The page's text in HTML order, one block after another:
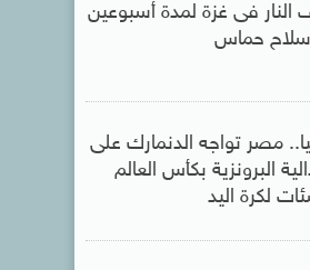
النار فى غزة لمدة أسبوعين
سلاح حماس
مصر تواجه الدنمارك على
البرونزية بكأس العالم
لكرة اليد